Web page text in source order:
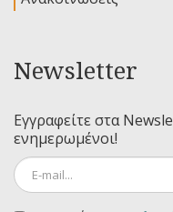
Newsletter
Εγγραφείτε στα
ενημερωμένοι!